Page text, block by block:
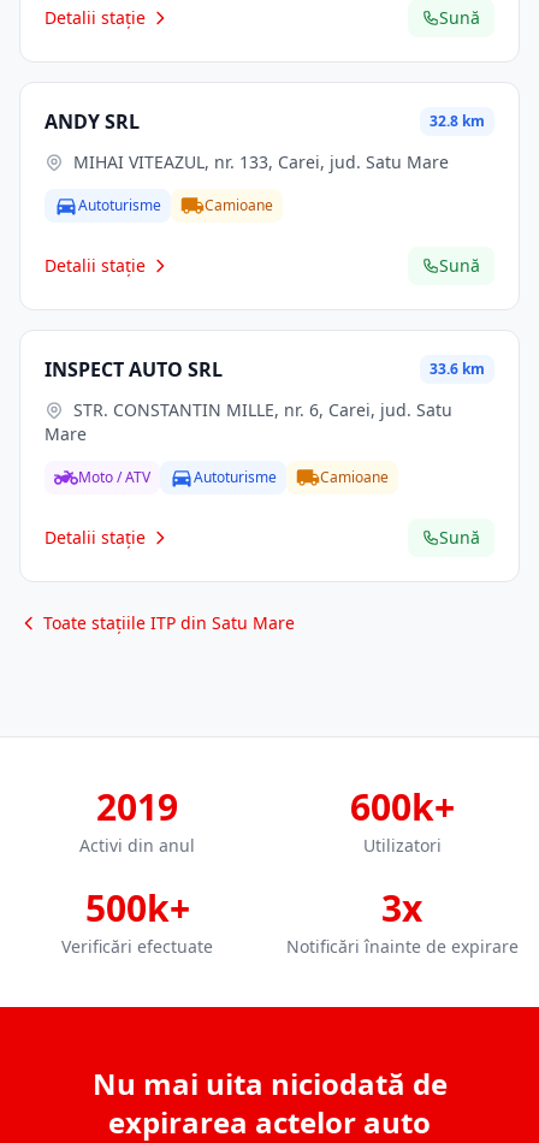
Detalii stație Sună
ANDY SRL 32.8 km
MIHAI VITEAZUL, nr. 133, Carei, jud. Satu Mare
Autoturisme Camioane
Detalii stație Sună
INSPECT AUTO SRL 33.6 km
Mare
Moto / ATV Autoturisme Camioane
Detalii stație Sună
Toate stațiile ITP din Satu Mare
2019
Activi din anul
600k+
Utilizatori
500k+
Verificări efectuate
3x
Notificări înainte de expirare
Nu mai uita niciodată de
expirarea actelor auto